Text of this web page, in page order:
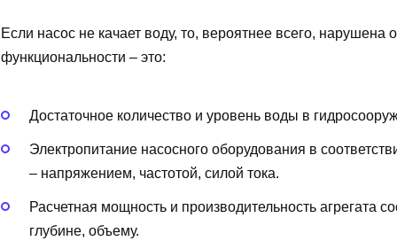
Если насос не качает воду, то, вероятнее всего,
функциональности – это:
Достаточное количество и уровень воды в
Электропитание насосного оборудования в
– напряжением, частотой, силой тока.
Расчетная мощность и производительность агрегата
глубине, объему.